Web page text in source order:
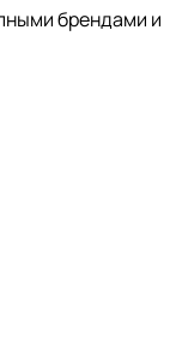
брендами и